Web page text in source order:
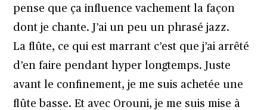
pense que ça influence vachement la façon
dont je chante. J’ai un peu un phrasé jazz.
La flûte, ce qui est marrant c’est que j’ai arrêté
d’en faire pendant hyper longtemps. Juste
avant le confinement, je me suis achetée une
flûte basse. Et avec Orouni, je me suis mise à